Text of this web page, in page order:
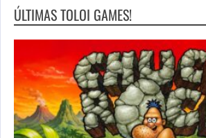
ÚLTIMAS TOLOI GAMES!